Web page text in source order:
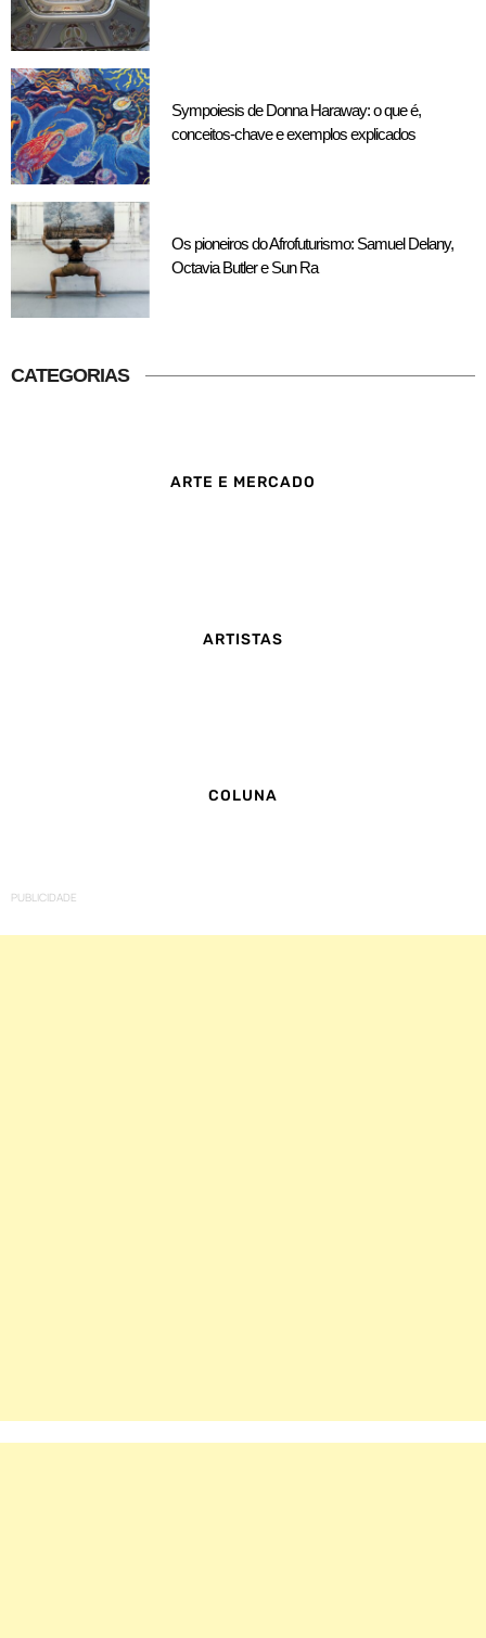
Sympoiesis de Donna Haraway: o que é,
conceitos-chave e exemplos explicados
Os pioneiros do Afrofuturismo: Samuel Delany,
Octavia Butler e Sun Ra
CATEGORIAS
ARTE E MERCADO
ARTISTAS
COLUNA
PUBLICIDADE